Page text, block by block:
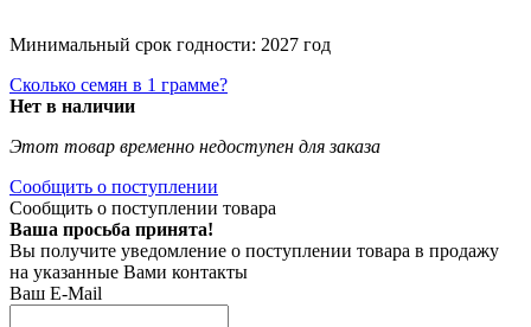
Минимальный срок годности: 2027 год
Сколько семян в 1 грамме?
Нет в наличии
Этот товар временно недоступен для заказа
Сообщить о поступлении
Сообщить о поступлении товара
Ваша просьба принята!
Вы получите уведомление о поступлении товара в продажу
на указанные Вами контакты
Ваш E-Mail